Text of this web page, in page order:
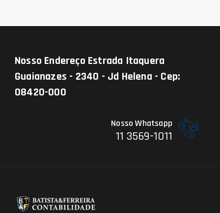
Nosso Endereço Estrada Itaquera
Guaianazes - 2340 - Jd Helena - Cep:
08420-000
Nosso Whatsapp
11 3569-1011